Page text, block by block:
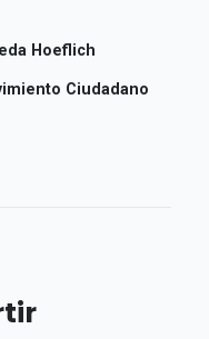
Hoeflich
Ciudadano